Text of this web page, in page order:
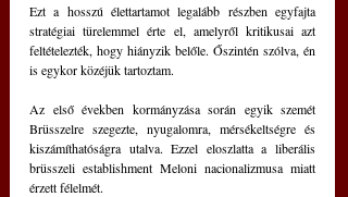
Ezt a hosszú élettartamot legalább részben egyfajta
stratégiai türelemmel érte el, amelyről kritikusai azt
feltételezték, hogy hiányzik belőle. Őszintén szólva, én
is egykor közéjük tartoztam.
Az első években kormányzása során egyik szemét
Brüsszelre szegezte, nyugalomra, mérsékeltségre és
kiszámíthatóságra utalva. Ezzel eloszlatta a liberális
brüsszeli establishment Meloni nacionalizmusa miatt
érzett félelmét.